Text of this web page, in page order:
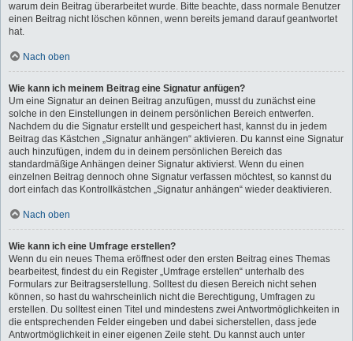
warum dein Beitrag überarbeitet wurde. Bitte beachte, dass normale Benutzer
einen Beitrag nicht löschen können, wenn bereits jemand darauf geantwortet
hat.
Nach oben
Wie kann ich meinem Beitrag eine Signatur anfügen?
Um eine Signatur an deinen Beitrag anzufügen, musst du zunächst eine
solche in den Einstellungen in deinem persönlichen Bereich entwerfen.
Nachdem du die Signatur erstellt und gespeichert hast, kannst du in jedem
Beitrag das Kästchen „Signatur anhängen“ aktivieren. Du kannst eine Signatur
auch hinzufügen, indem du in deinem persönlichen Bereich das
standardmäßige Anhängen deiner Signatur aktivierst. Wenn du einen
einzelnen Beitrag dennoch ohne Signatur verfassen möchtest, so kannst du
dort einfach das Kontrollkästchen „Signatur anhängen“ wieder deaktivieren.
Nach oben
Wie kann ich eine Umfrage erstellen?
Wenn du ein neues Thema eröffnest oder den ersten Beitrag eines Themas
bearbeitest, findest du ein Register „Umfrage erstellen“ unterhalb des
Formulars zur Beitragserstellung. Solltest du diesen Bereich nicht sehen
können, so hast du wahrscheinlich nicht die Berechtigung, Umfragen zu
erstellen. Du solltest einen Titel und mindestens zwei Antwortmöglichkeiten in
die entsprechenden Felder eingeben und dabei sicherstellen, dass jede
Antwortmöglichkeit in einer eigenen Zeile steht. Du kannst auch unter